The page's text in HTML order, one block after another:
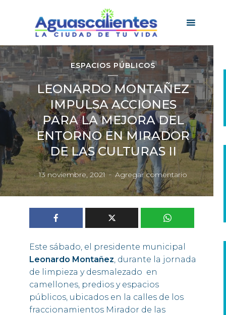
ESPACIOS PÚBLICOS
LEONARDO MONTAÑEZ
IMPULSA ACCIONES
PARA LA MEJORA DEL
ENTORNO EN MIRADOR
DE LAS CULTURAS II
13 noviembre, 2021 Agregar comentario
Este sábado, el presidente municipal
Leonardo Montañez, durante la jornada
de limpieza y desmalezado en
camellones, predios y espacios
públicos, ubicados en la calles de los
fraccionamientos Mirador de las